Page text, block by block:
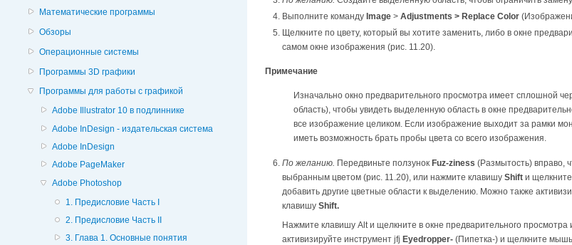
Математические программы
Обзоры
Операционные системы
Программы 3D графики
Программы для работы с графикой
Adobe Illustrator 10 в подлиннике
Adobe InDesign - издательская система
Adobe InDesign
Adobe PageMaker
Adobe Photoshop
1. Предисловие Часть I
2. Предисловие Часть II
3. Глава 1. Основные понятия
Выполните команду Image>Adjustments > Replace Color
Щелкните по цвету, который вы хотите заменить, либо в окне
самом окне изображения (рис. 11.20).
Примечание
Изначально окно предварительного просмотра имеет сплошной
область), чтобы увидеть выделенную область в окне
все изображение целиком. Если изображение выходит за рамки
иметь возможность брать пробы цвета со всего изображения.
По желанию. Передвиньте ползунокFuz-ziness(Размытость) вправо,
выбранным цветом (рис. 11.20), или нажмите клавишуShiftи
добавить другие цветные области к выделению. Можно также
клавишуShift.
Нажмите клавишу Alt и щелкните в окне предварительного
активизируйте инструмент jfj Eyedropper-(Пипетка-) и щелкните